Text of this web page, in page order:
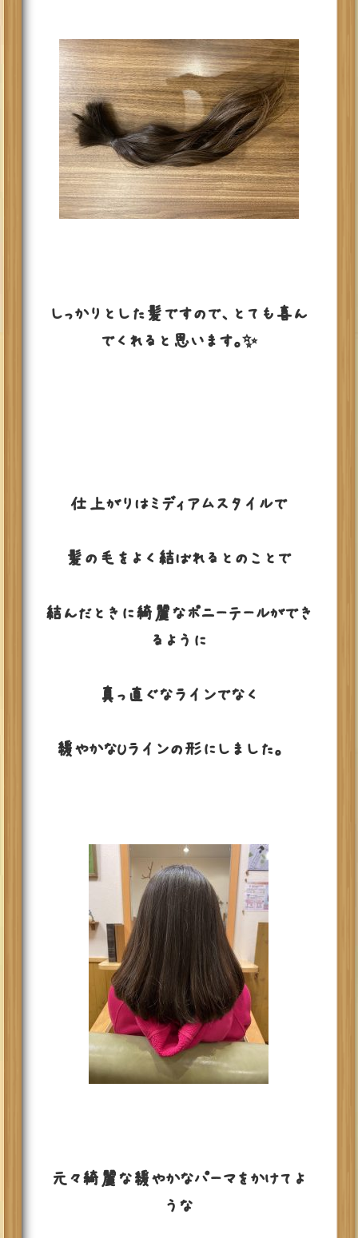
しっかりとした髪ですので、とても喜ん
でくれると思います。✨
仕上がりはミディアムスタイルで
髪の毛をよく結ばれるとのことで
結んだときに綺麗なポニーテールができ
るように
真っ直ぐなラインでなく
緩やかなUラインの形にしました。✂︎
元々綺麗な緩やかなパーマをかけてよ
うな